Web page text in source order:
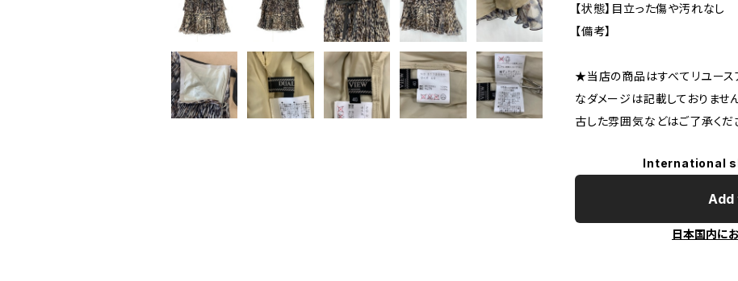
【状態】目立った傷や汚れなし
【備考】
★当店の商品はすべてリユース
なダメージは記載しておりませ
古した雰囲気などはご了承くだ
International
日本国内に